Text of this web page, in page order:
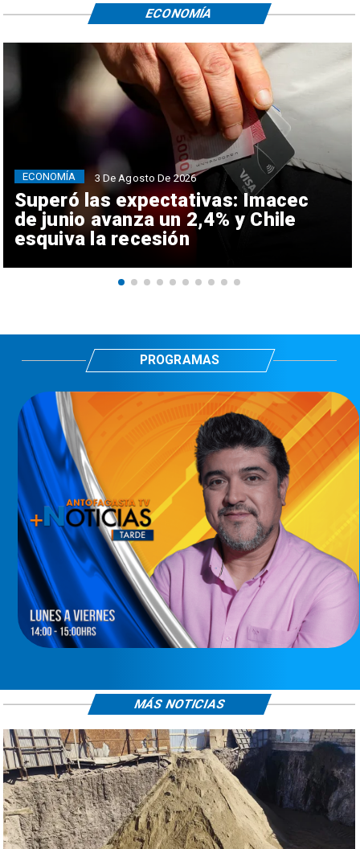
Superó las expectativas: Imacec
de junio avanza un 2,4% y Chile
esquiva la recesión
ECONOMÍA 3 De Agosto De 2026
ECONOMÍA
PROGRAMAS
MÁS NOTICIAS